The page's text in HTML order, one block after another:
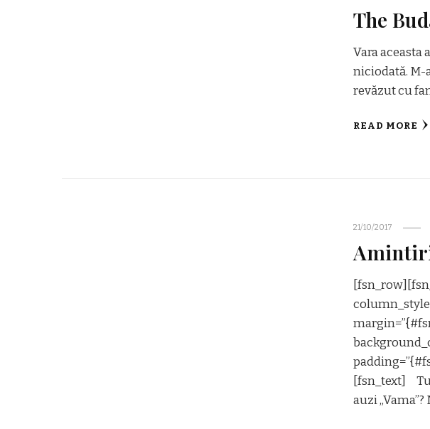
The
Vara aceasta
niciodată. M-
revăzut cu
READ MORE
21/10/2017
Amintiri
[fsn_text]
auzi